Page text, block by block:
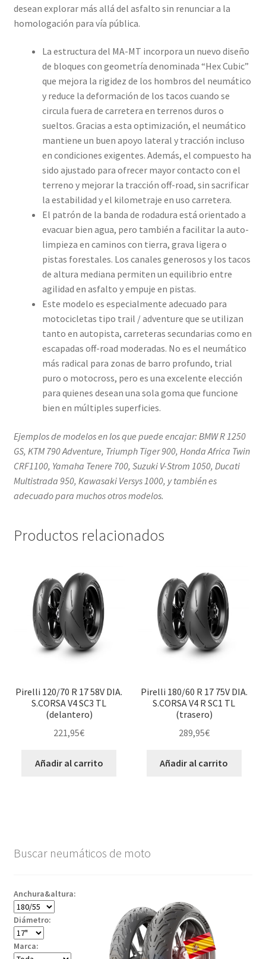
desean explorar más allá del asfalto sin renunciar a la
homologación para vía pública.
La estructura del MA-MT incorpora un nuevo diseño
de bloques con geometría denominada “Hex Cubic”
que mejora la rigidez de los hombros del neumático
y reduce la deformación de los tacos cuando se
circula fuera de carretera en terrenos duros o
sueltos. Gracias a esta optimización, el neumático
mantiene un buen apoyo lateral y tracción incluso
en condiciones exigentes. Además, el compuesto ha
sido ajustado para ofrecer mayor contacto con el
terreno y mejorar la tracción off-road, sin sacrificar
la estabilidad y el kilometraje en uso carretera.
El patrón de la banda de rodadura está orientado a
evacuar bien agua, pero también a facilitar la auto-
limpieza en caminos con tierra, grava ligera o
pistas forestales. Los canales generosos y los tacos
de altura mediana permiten un equilibrio entre
agilidad en asfalto y empuje en pistas.
Este modelo es especialmente adecuado para
motocicletas tipo trail / adventure que se utilizan
tanto en autopista, carreteras secundarias como en
escapadas off-road moderadas. No es el neumático
más radical para zonas de barro profundo, trial
puro o motocross, pero es una excelente elección
para quienes desean una sola goma que funcione
bien en múltiples superficies.
Ejemplos de modelos en los que puede encajar: BMW R 1250
GS, KTM 790 Adventure, Triumph Tiger 900, Honda Africa Twin
CRF1100, Yamaha Tenere 700, Suzuki V-Strom 1050, Ducati
Multistrada 950, Kawasaki Versys 1000, y también es
adecuado para muchos otros modelos.
Productos relacionados
Pirelli 120/70 R 17 58V DIA.
S.CORSA V4 SC3 TL
(delantero)
221,95€
Añadir al carrito
Pirelli 180/60 R 17 75V DIA.
S.CORSA V4 R SC1 TL
(trasero)
289,95€
Añadir al carrito
Buscar neumáticos de moto
Anchura&altura:
Diámetro:
Marca: